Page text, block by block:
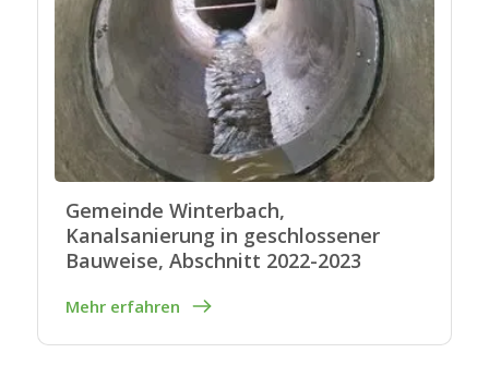
Gemeinde Winterbach,
Kanalsanierung in geschlossener
Bauweise, Abschnitt 2022-2023
Mehr erfahren